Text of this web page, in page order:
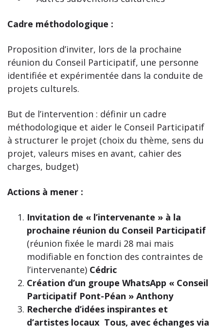
Cadre méthodologique :
Proposition d’inviter, lors de la prochaine
réunion du Conseil Participatif, une personne
identifiée et expérimentée dans la conduite de
projets culturels.
But de l’intervention : définir un cadre
méthodologique et aider le Conseil Participatif
à structurer le projet (choix du thème, sens du
projet, valeurs mises en avant, cahier des
charges, budget)
Actions à mener :
Invitation de « l’intervenante » à la
prochaine réunion du Conseil Participatif
(réunion fixée le mardi 28 mai mais
modifiable en fonction des contraintes de
l’intervenante) Cédric
Création d’un groupe WhatsApp « Conseil
Participatif Pont-Péan » Anthony
Recherche d’idées inspirantes et
d’artistes locaux Tous, avec échanges via